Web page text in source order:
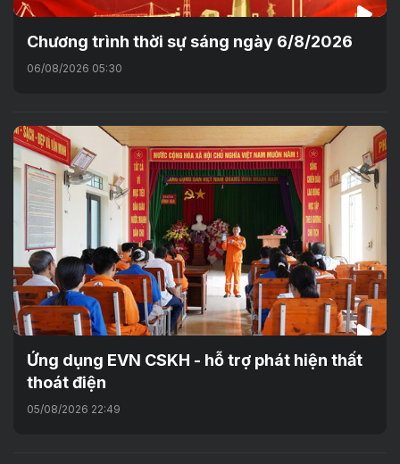
Chương trình thời sự sáng ngày 6/8/2026
06/08/2026 05:30
Ứng dụng EVN CSKH - hỗ trợ phát hiện thất
thoát điện
05/08/2026 22:49